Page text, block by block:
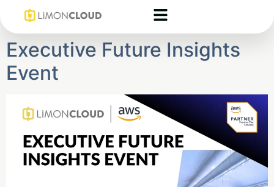
Executive Future Insights
Event